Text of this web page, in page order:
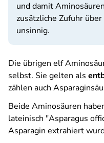
und damit
zusätzliche Zufuhr
unsinnig.
Die übrigen elf
selbst. Sie gelten als
zählen auch
Beide Aminosäuren
lateinisch "Asparagus
Asparagin extrahiert